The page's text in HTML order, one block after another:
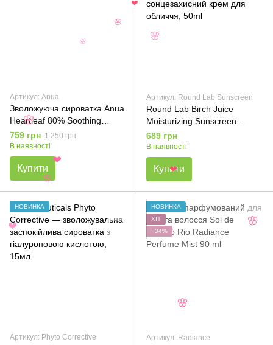
Артикул: Anua
Зволожуюча сироватка Anua
Heartleaf 80% Soothing
Ampoule 30ml
759 грн 1 250 грн
В наявності
Купити
Артикул: Round Lab Sunscreen
Round Lab Birch Juice
Moisturizing Sunscreen
SPF50+ PA++++ —
сонцезахисний крем для
обличчя, 50ml
689 грн
В наявності
Купити
НОВИНКА
Артикул: Phyto Corrective
НОВИНКА
ХІТ
−34%
Артикул: Radiance
🌸
❤
🌸
❤
🌸
🌸
❤
🌸
❤
🌸
🌸